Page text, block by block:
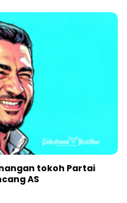
tokoh Partai
AS